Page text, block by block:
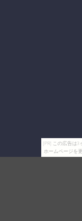
[PR] この広告は3
ホームページを